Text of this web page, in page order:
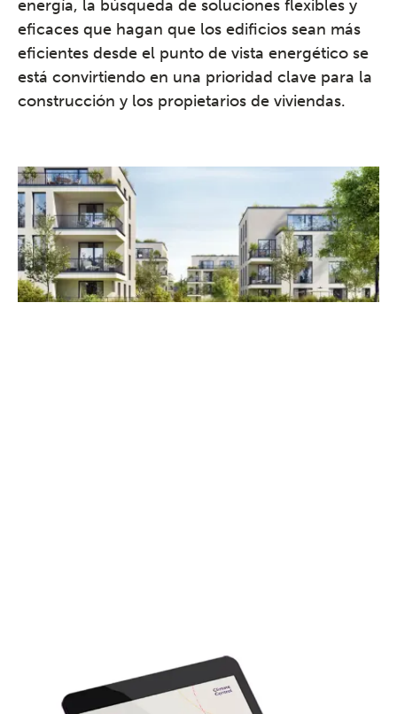
energía, la búsqueda de soluciones flexibles y
eficaces que hagan que los edificios sean más
eficientes desde el punto de vista energético se
está convirtiendo en una prioridad clave para la
construcción y los propietarios de viviendas.